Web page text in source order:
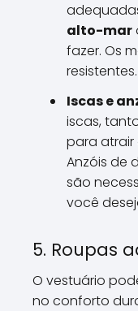
alto-mar
fazer. Os
resistentes.
Iscas e
iscas,
para atrair
Anzóis de
são
você
5. Roupas
O vestuário
no conforto